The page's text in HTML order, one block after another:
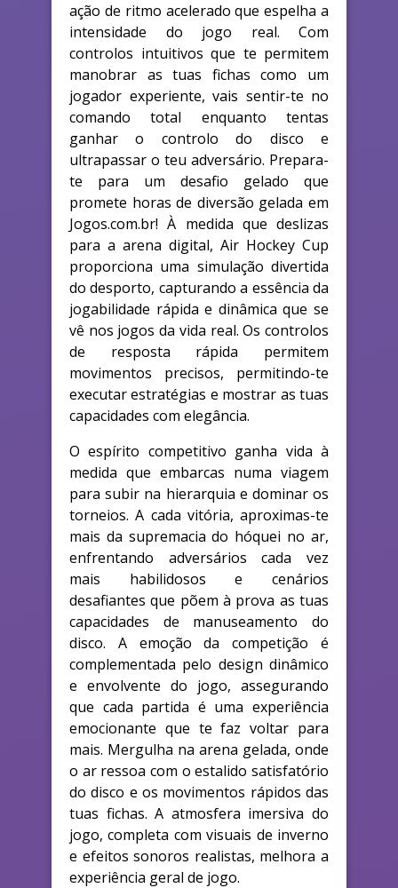
ação de ritmo acelerado que espelha a
intensidade do jogo real. Com
controlos intuitivos que te permitem
manobrar as tuas fichas como um
jogador experiente, vais sentir-te no
comando total enquanto tentas
ganhar o controlo do disco e
ultrapassar o teu adversário. Prepara-
te para um desafio gelado que
promete horas de diversão gelada em
Jogos.com.br! À medida que deslizas
para a arena digital, Air Hockey Cup
proporciona uma simulação divertida
do desporto, capturando a essência da
jogabilidade rápida e dinâmica que se
vê nos jogos da vida real. Os controlos
de resposta rápida permitem
movimentos precisos, permitindo-te
executar estratégias e mostrar as tuas
capacidades com elegância.
O espírito competitivo ganha vida à
medida que embarcas numa viagem
para subir na hierarquia e dominar os
torneios. A cada vitória, aproximas-te
mais da supremacia do hóquei no ar,
enfrentando adversários cada vez
mais habilidosos e cenários
desafiantes que põem à prova as tuas
capacidades de manuseamento do
disco. A emoção da competição é
complementada pelo design dinâmico
e envolvente do jogo, assegurando
que cada partida é uma experiência
emocionante que te faz voltar para
mais. Mergulha na arena gelada, onde
o ar ressoa com o estalido satisfatório
do disco e os movimentos rápidos das
tuas fichas. A atmosfera imersiva do
jogo, completa com visuais de inverno
e efeitos sonoros realistas, melhora a
experiência geral de jogo.